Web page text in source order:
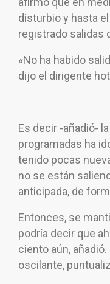
disturbio y hasta
registrado salidas
«No ha habido
dijo el dirigente
Es decir -añadió-
programadas ha
tenido pocas
no se están
anticipada, de
Entonces, se
podría decir que
ciento aún,
oscilante,